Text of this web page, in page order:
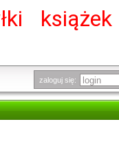
zaloguj się: